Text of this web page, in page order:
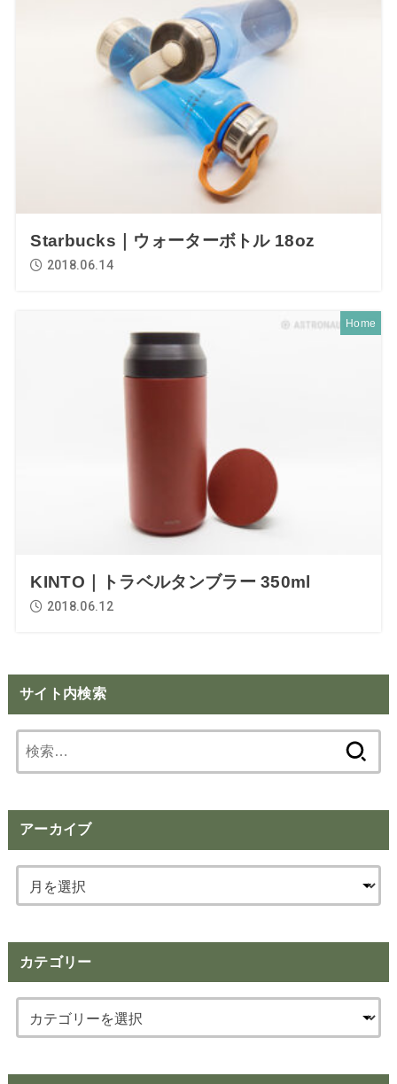
Starbucks｜ウォーターボトル 18oz
2018.06.14
Home
KINTO｜トラベルタンブラー 350ml
2018.06.12
サイト内検索
索:
アーカイブ
カテゴリー